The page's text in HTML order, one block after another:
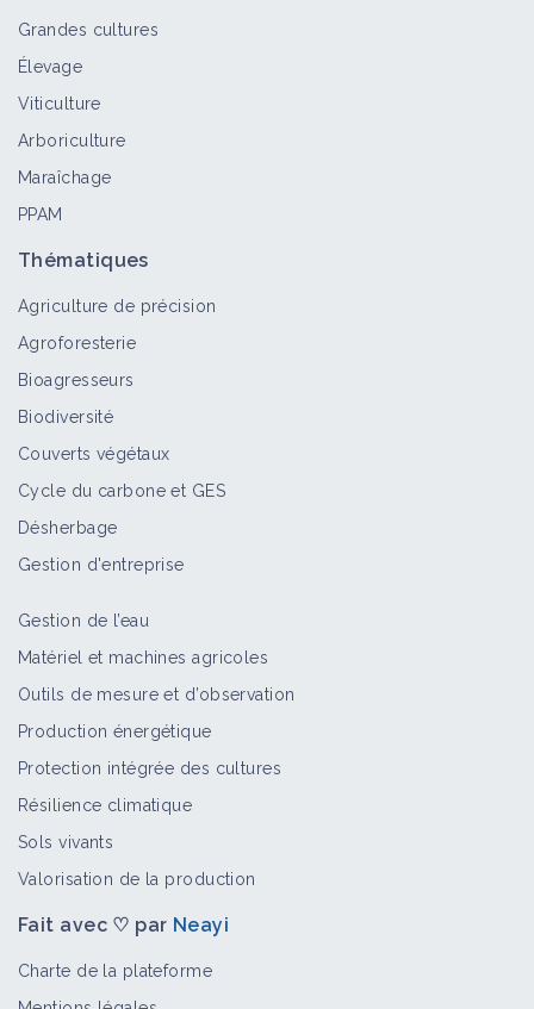
Grandes cultures
Élevage
Viticulture
Arboriculture
Maraîchage
PPAM
Thématiques
Agriculture de précision
Agroforesterie
Bioagresseurs
Biodiversité
Couverts végétaux
Cycle du carbone et GES
Désherbage
Gestion d'entreprise
Gestion de l’eau
Matériel et machines agricoles
Outils de mesure et d’observation
Production énergétique
Protection intégrée des cultures
Résilience climatique
Sols vivants
Valorisation de la production
Fait avec ♡ par Neayi
Charte de la plateforme